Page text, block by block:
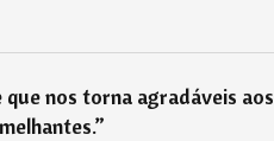
nos torna agradáveis aos
”